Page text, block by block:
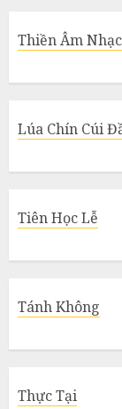
Thiền Âm Nhạc
Lúa Chín Cúi
Tiên Học Lễ
Tánh Không
Thực Tại